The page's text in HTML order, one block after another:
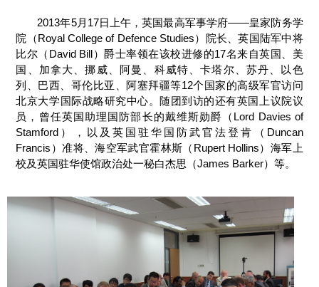
2013年5月17日上午，英国最高军事学府——皇家防务学
院（Royal College of Defence Studies）院长、英国陆军中将
比尔（David Bill）爵士率领在该校进修的17名来自英国、美
国、加拿大、挪威、阿曼、科威特、卡塔尔、苏丹、以色
列、巴西、哥伦比亚、阿塞拜疆等12个国家的高级军官访问
北京大学国际战略研究中心。随团到访的还有英国上议院议
员，曾任英国助理国防部长的戴维斯勋爵（Lord Davies of
Stamford），以及英国驻华国防武官法登肯（Duncan
Francis）准将、海空军武官霍林斯（Rupert Hollins）海军上
校及英国驻华使馆政治处一秘白杰思（James Barker）等。